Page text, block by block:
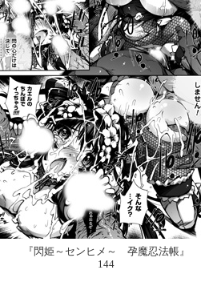
『閃姫～センヒメ～ 孕魔忍法帳』
144